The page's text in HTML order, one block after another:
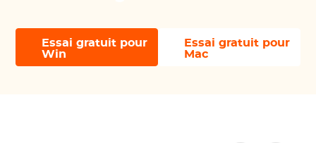
Essai gratuit pour
Win
Essai gratuit pour
Mac